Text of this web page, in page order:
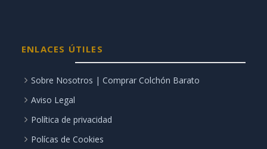
ENLACES ÚTILES
Sobre Nosotros | Comprar Colchón Barato
Aviso Legal
Política de privacidad
Polícas de Cookies